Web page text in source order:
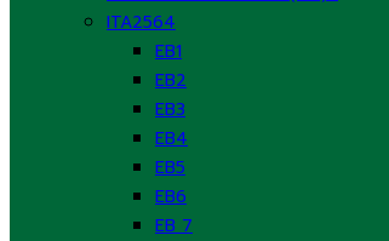
ITA2564
EB1
EB2
EB3
EB4
EB5
EB6
EB 7